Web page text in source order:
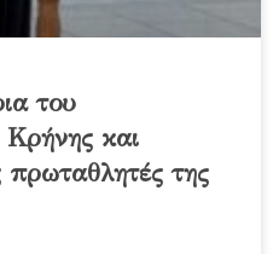
του
και
της